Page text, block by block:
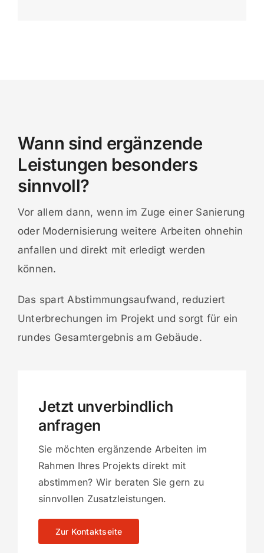
Wann sind ergänzende
Leistungen besonders
sinnvoll?
Vor allem dann, wenn im Zuge einer Sanierung
oder Modernisierung weitere Arbeiten ohnehin
anfallen und direkt mit erledigt werden
können.
Das spart Abstimmungsaufwand, reduziert
Unterbrechungen im Projekt und sorgt für ein
rundes Gesamtergebnis am Gebäude.
Jetzt unverbindlich
anfragen
Sie möchten ergänzende Arbeiten im
Rahmen Ihres Projekts direkt mit
abstimmen? Wir beraten Sie gern zu
sinnvollen Zusatzleistungen.
Zur Kontaktseite